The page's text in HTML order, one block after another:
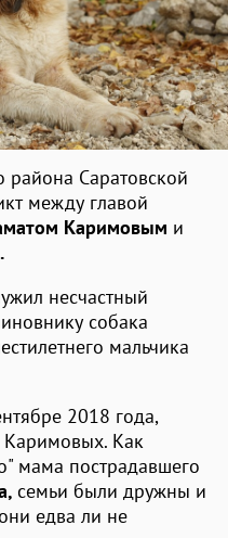
района Саратовской
между главой
Каримовым и
.
несчастный
собака
мальчика
2018 года,
Каримовых. Как
мама пострадавшего
семьи были дружны и
едва ли не